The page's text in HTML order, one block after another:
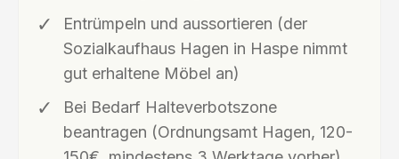
Entrümpeln und aussortieren (der
Sozialkaufhaus Hagen in Haspe nimmt
gut erhaltene Möbel an)
Bei Bedarf Halteverbotszone
beantragen (Ordnungsamt Hagen, 120-